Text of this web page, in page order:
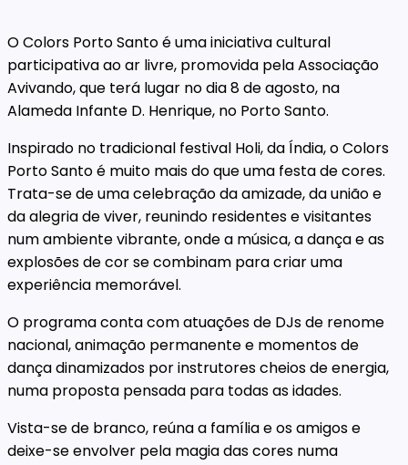
O Colors Porto Santo é uma iniciativa cultural
participativa ao ar livre, promovida pela Associação
Avivando, que terá lugar no dia 8 de agosto, na
Alameda Infante D. Henrique, no Porto Santo.
Inspirado no tradicional festival Holi, da Índia, o Colors
Porto Santo é muito mais do que uma festa de cores.
Trata-se de uma celebração da amizade, da união e
da alegria de viver, reunindo residentes e visitantes
num ambiente vibrante, onde a música, a dança e as
explosões de cor se combinam para criar uma
experiência memorável.
O programa conta com atuações de DJs de renome
nacional, animação permanente e momentos de
dança dinamizados por instrutores cheios de energia,
numa proposta pensada para todas as idades.
Vista-se de branco, reúna a família e os amigos e
deixe-se envolver pela magia das cores numa